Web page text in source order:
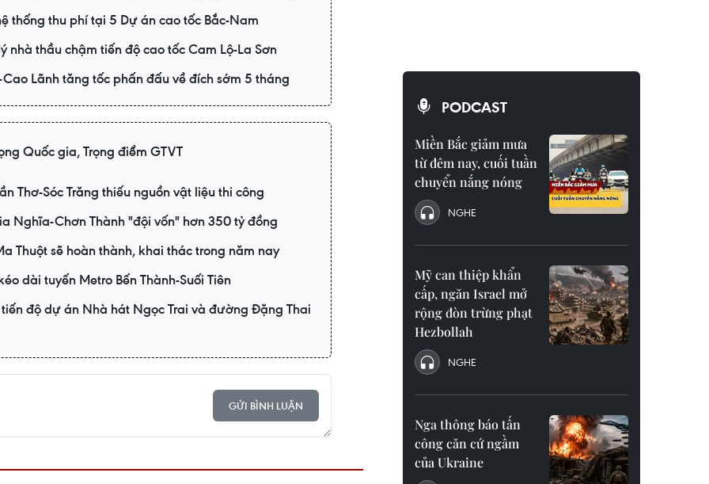
thống thu phí tại 5 Dự án cao tốc Bắc-Nam
nhà thầu chậm tiến độ cao tốc Cam Lộ-La Sơn
Lãnh tăng tốc phấn đấu về đích sớm 5 tháng
Quốc gia, Trọng điểm GTVT
Thơ-Sóc Trăng thiếu nguồn vật liệu thi công
Nghĩa-Chơn Thành "đội vốn" hơn 350 tỷ đồng
Thuột sẽ hoàn thành, khai thác trong năm nay
dài tuyến Metro Bến Thành-Suối Tiên
độ dự án Nhà hát Ngọc Trai và đường Đặng Thai
GỬI BÌNH LUẬN
PODCAST
Miền Bắc giảm mưa
từ đêm nay, cuối tuần
chuyển nắng nóng
NGHE
Mỹ can thiệp khẩn
cấp, ngăn Israel mở
rộng đòn trừng phạt
Hezbollah
NGHE
Nga thông báo tấn
công căn cứ ngầm
của Ukraine